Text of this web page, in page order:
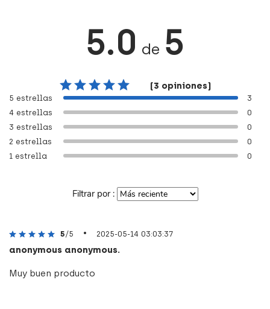
5.0 de 5
(3 opiniones)
1 estrella 0
2 estrellas 0
3 estrellas 0
4 estrellas 0
5 estrellas 3
Filtrar por :
5/5 • 2025-05-14 03:03:37
anonymous anonymous.
Muy buen producto